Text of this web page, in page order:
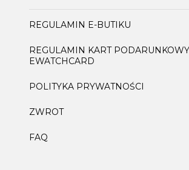
REGULAMIN E-BUTIKU
REGULAMIN KART
EWATCHCARD
POLITYKA PRYWATNOŚCI
ZWROT
FAQ